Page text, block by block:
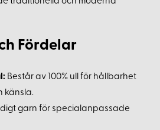
Fördelar
Består av 100% ull för hållbarhet
känsla.
garn för specialanpassade